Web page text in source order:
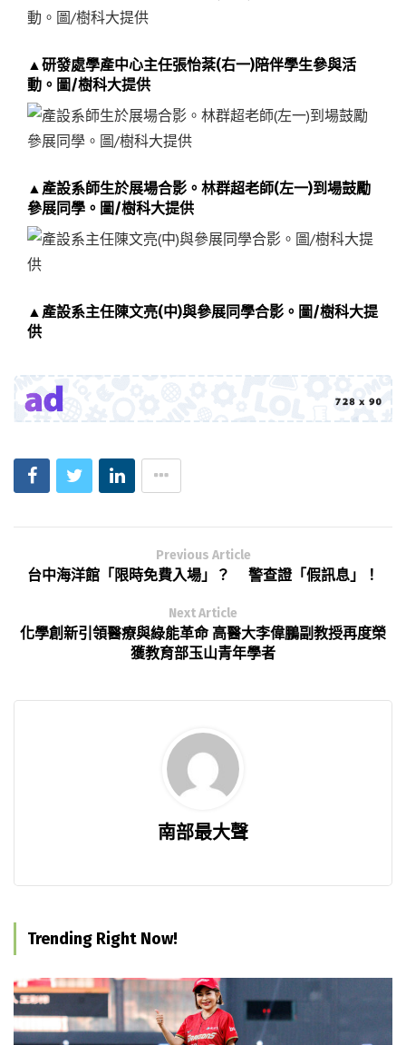
▲研發處學產中心主任張怡棻(右一)陪伴學生參與活
動。圖/樹科大提供
▲產設系師生於展場合影。林群超老師(左一)到場鼓勵
參展同學。圖/樹科大提供
▲產設系主任陳文亮(中)與參展同學合影。圖/樹科大提
供
Previous Article
台中海洋館「限時免費入場」？ 警查證「假訊息」！
Next Article
化學創新引領醫療與綠能革命 高醫大李偉鵬副教授再度榮
獲教育部玉山青年學者
南部最大聲
Trending Right Now!